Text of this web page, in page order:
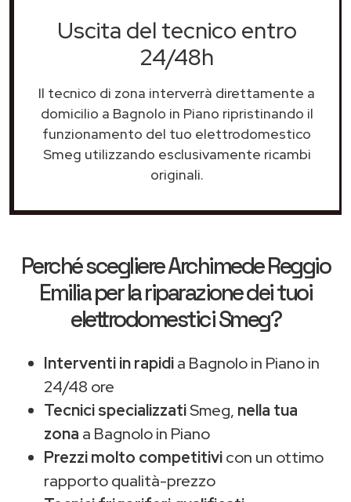
Uscita del tecnico entro
24/48h
Il tecnico di zona interverrà direttamente a
domicilio a Bagnolo in Piano ripristinando il
funzionamento del tuo elettrodomestico
Smeg utilizzando esclusivamente ricambi
originali.
Perché scegliereArchimede Reggio
Emiliaper la riparazione dei tuoi
elettrodomestici Smeg?
Interventi in rapidia Bagnolo in Piano in
24/48 ore
Tecnici specializzatiSmeg, nella tua
zona a Bagnolo in Piano
Prezzi molto competitivicon un ottimo
rapporto qualità-prezzo